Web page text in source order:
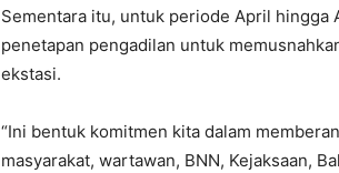
Sementara itu, untuk periode April hingga
penetapan pengadilan untuk
ekstasi.
“Ini bentuk komitmen kita dalam
masyarakat, wartawan, BNN, Kejaksaan,